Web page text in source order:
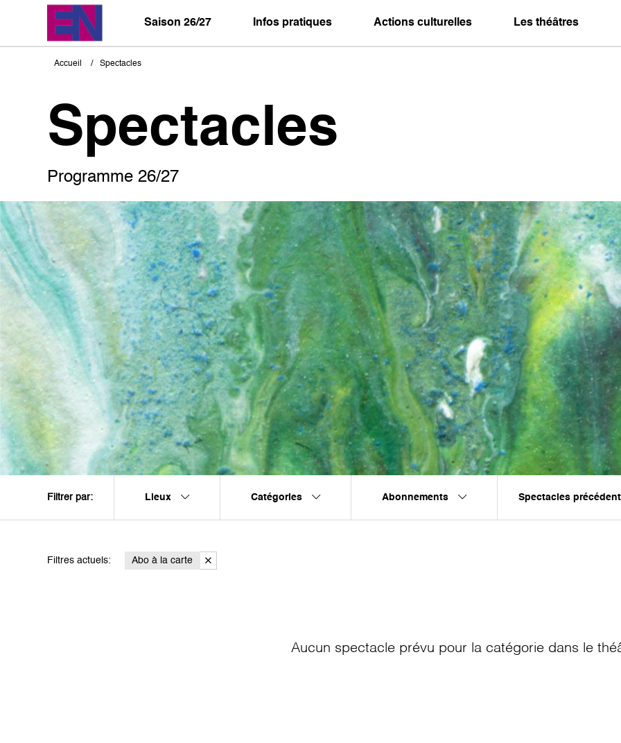
Saison 26/27 Infos pratiques Actions culturelles Les théâtres
Fil
Accueil Spectacles
Spectacles
Programme 26/27
Filtrer par: Lieux Catégories Abonnements Spectacles
Filtres actuels: Abo à la carte
Aucun spectacle prévu pour la catégorie dans le